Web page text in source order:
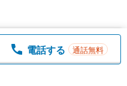
一覧を開く
電話する 通話無料